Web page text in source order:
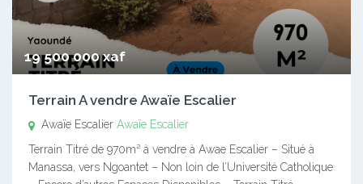
19 500 000 xaf
Terrain A vendre Awaïe Escalier
Awaïe Escalier Awaïe Escalier
Terrain Titré de 970m² à vendre à Awae Escalier – Situé à
Manassa, vers Ngoantet – Non loin de l’Université Catholique